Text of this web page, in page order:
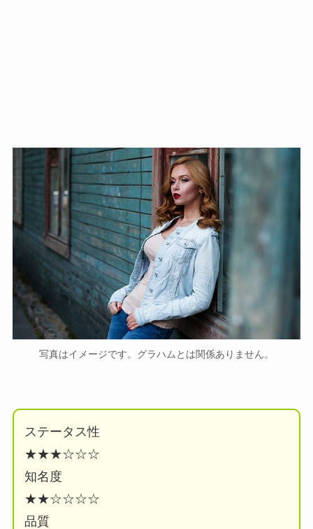
写真はイメージです。グラハムとは関係ありません。
ステータス性
★★★☆☆☆
知名度
★★☆☆☆☆
品質